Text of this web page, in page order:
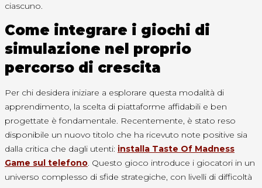
ciascuno.
Come integrare i giochi di
simulazione nel proprio
percorso di crescita
Per chi desidera iniziare a esplorare questa modalità di
apprendimento, la scelta di piattaforme affidabili e ben
progettate è fondamentale. Recentemente, è stato reso
disponibile un nuovo titolo che ha ricevuto note positive sia
dalla critica che dagli utenti: installa Taste Of Madness
Game sul telefono. Questo gioco introduce i giocatori in un
universo complesso di sfide strategiche, con livelli di difficoltà